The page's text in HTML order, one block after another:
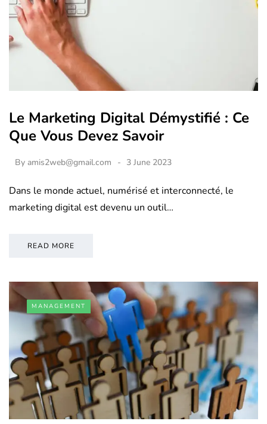
Le Marketing Digital Démystifié : Ce
Que Vous Devez Savoir
By amis2web@gmail.com 3 June 2023
Dans le monde actuel, numérisé et interconnecté, le
marketing digital est devenu un outil…
READ MORE
MANAGEMENT